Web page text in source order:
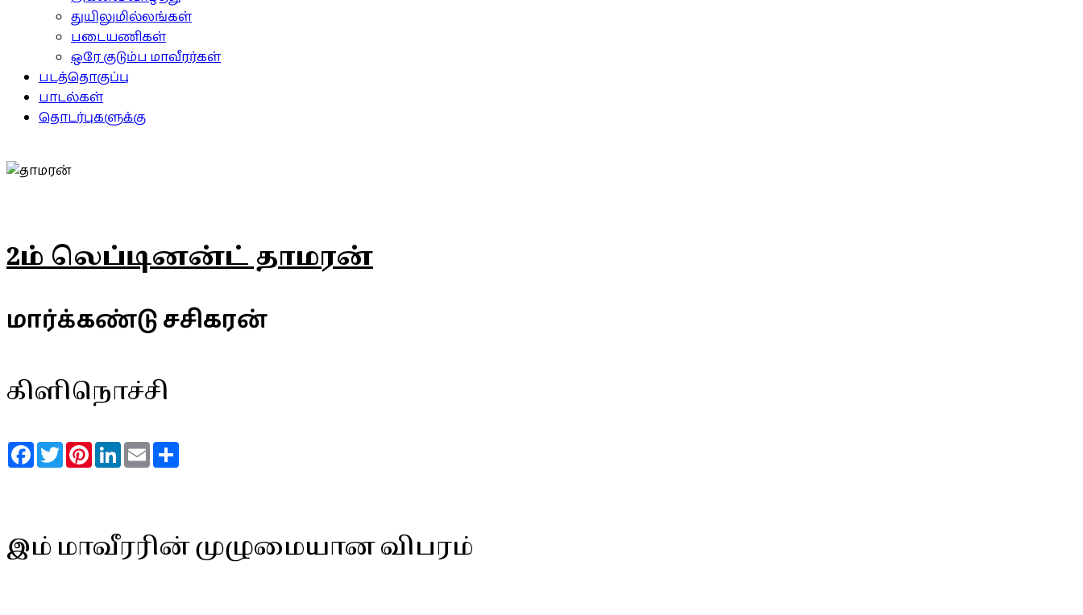
துயிலுமில்லங்கள்
படையணிகள்
ஒரே குடும்ப மாவீரர்கள்
படத்தொகுப்பு
பாடல்கள்
தொடர்புகளுக்கு
2ம் லெப்டினன்ட் தாமரன்
மார்க்கண்டு சசிகரன்
கிளிநொச்சி
FacebookTwitterPinterestLinkedInEmail
இம் மாவீரரின் முழுமையான விபரம்